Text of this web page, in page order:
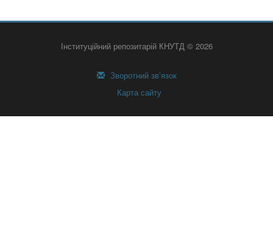
Інституційний репозитарій КНУТД © 2026
Зворотний зв’язок
Карта сайту